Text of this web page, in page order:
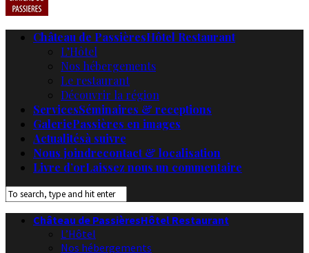
Château de PassièresHôtel Restaurant
L’Hôtel
Nos hébergements
Le restaurant
Découvrir la région
ServicesSéminaires & receptions
GaleriePassières en images
Actualitésà suivre
Nous joindrecontact & localisation
Livre d’orLaissez nous un commentaire
Château de PassièresHôtel Restaurant
L’Hôtel
Nos hébergements